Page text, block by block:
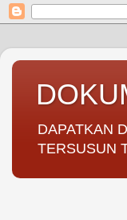
DAPATKAN
TERSUSUN